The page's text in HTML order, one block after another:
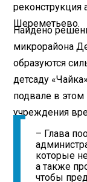
реконструкция
Шереметьево.
Найдено
микрорайона
образуются
детсаду
подвале в этом
учреждения
– Глава
которые
а также
чтобы